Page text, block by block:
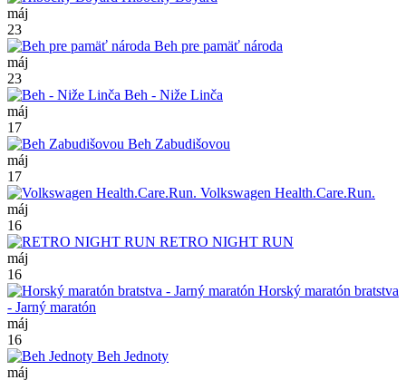
máj
23
Beh pre pamäť národa
máj
23
Beh - Niže Linča
máj
17
Beh Zabudišovou
máj
17
Volkswagen Health.Care.Run.
máj
16
RETRO NIGHT RUN
máj
16
Horský maratón bratstva
- Jarný maratón
máj
16
Beh Jednoty
máj